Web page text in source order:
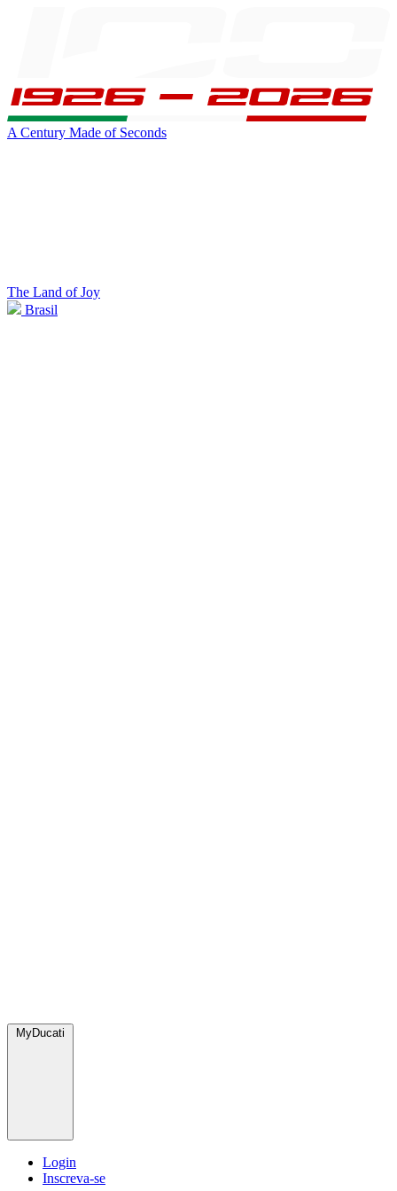
A Century Made of Seconds
The Land of Joy
Brasil
MyDucati
Login
Inscreva-se